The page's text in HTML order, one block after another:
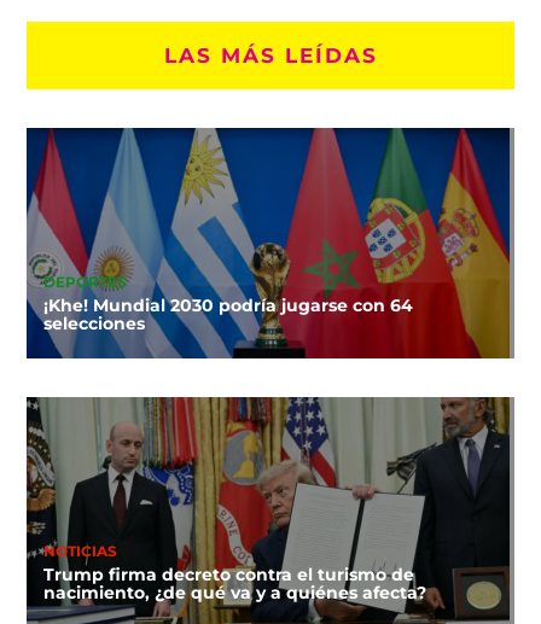
LAS MÁS LEÍDAS
DEPORTES
¡Khe! Mundial 2030 podría jugarse con 64
selecciones
NOTICIAS
Trump firma decreto contra el turismo de
nacimiento, ¿de qué va y a quiénes afecta?